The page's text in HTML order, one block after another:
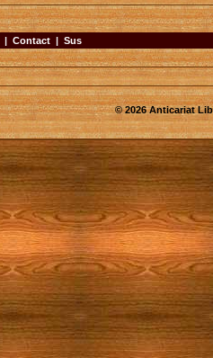
| Contact | Sus
© 2026 Anticariat